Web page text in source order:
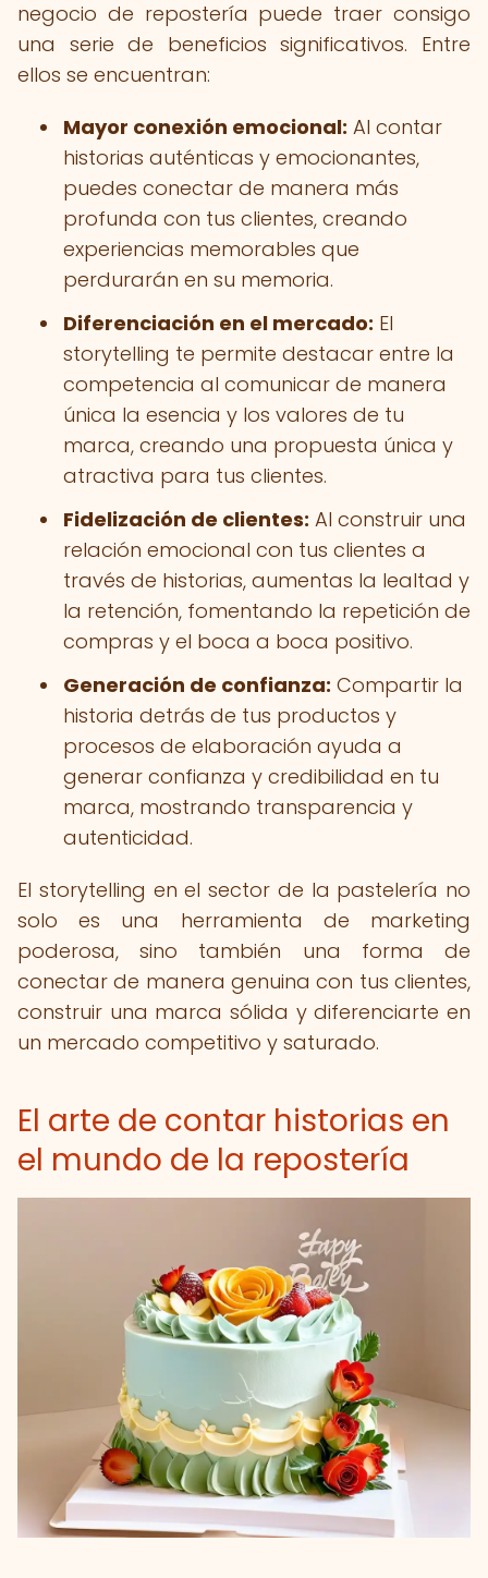
negocio de repostería puede traer consigo
una serie de beneficios significativos. Entre
ellos se encuentran:
Mayor conexión emocional: Al contar
historias auténticas y emocionantes,
puedes conectar de manera más
profunda con tus clientes, creando
experiencias memorables que
perdurarán en su memoria.
Diferenciación en el mercado: El
storytelling te permite destacar entre la
competencia al comunicar de manera
única la esencia y los valores de tu
marca, creando una propuesta única y
atractiva para tus clientes.
Fidelización de clientes: Al construir una
relación emocional con tus clientes a
través de historias, aumentas la lealtad y
la retención, fomentando la repetición de
compras y el boca a boca positivo.
Generación de confianza: Compartir la
historia detrás de tus productos y
procesos de elaboración ayuda a
generar confianza y credibilidad en tu
marca, mostrando transparencia y
autenticidad.
El storytelling en el sector de la pastelería no
solo es una herramienta de marketing
poderosa, sino también una forma de
conectar de manera genuina con tus clientes,
construir una marca sólida y diferenciarte en
un mercado competitivo y saturado.
El arte de contar historias en
el mundo de la repostería